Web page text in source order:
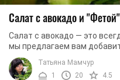
Салат с авокадо и "Фетой"
Салат с авокадо — это
мы предлагаем вам
придаст блюду легкий
Татьяна Мамчур
1
20 4.5